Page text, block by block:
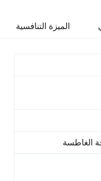
الميزة التنافسية
الغاطسة